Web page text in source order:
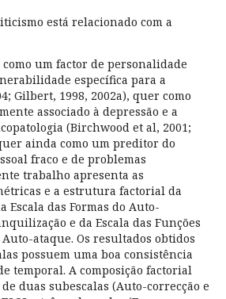
está relacionado com a
um factor de personalidade
específica para a
Gilbert, 1998, 2002a), quer como
associado à depressão e a
(Birchwood et al, 2001;
ainda como um preditor do
fraco e de problemas
trabalho apresenta as
e a estrutura factorial da
Escala das Formas do Auto-
e da Escala das Funções
ataque. Os resultados obtidos
possuem uma boa consistência
temporal. A composição factorial
duas subescalas (Auto-correcção e